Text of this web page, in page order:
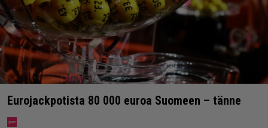
Eurojackpotista 80 000 euroa Suomeen – tänne